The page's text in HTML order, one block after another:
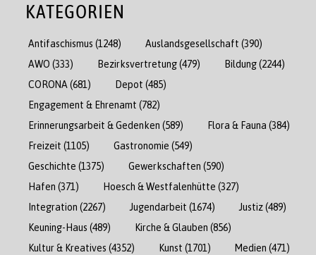
KATEGORIEN
Antifaschismus (1248) Auslandsgesellschaft (390)
AWO (333) Bezirksvertretung(479) Bildung(2244)
CORONA (681) Depot (485)
Engagement & Ehrenamt (782)
Erinnerungsarbeit & Gedenken (589) Flora & Fauna (384)
Freizeit (1105) Gastronomie (549)
Geschichte (1375) Gewerkschaften (590)
Hafen (371) Hoesch & Westfalenhütte (327)
Integration (2267) Jugendarbeit (1674) Justiz(489)
Keuning-Haus (489) Kirche & Glauben (856)
Kultur & Kreatives (4352) Kunst (1701) Medien (471)